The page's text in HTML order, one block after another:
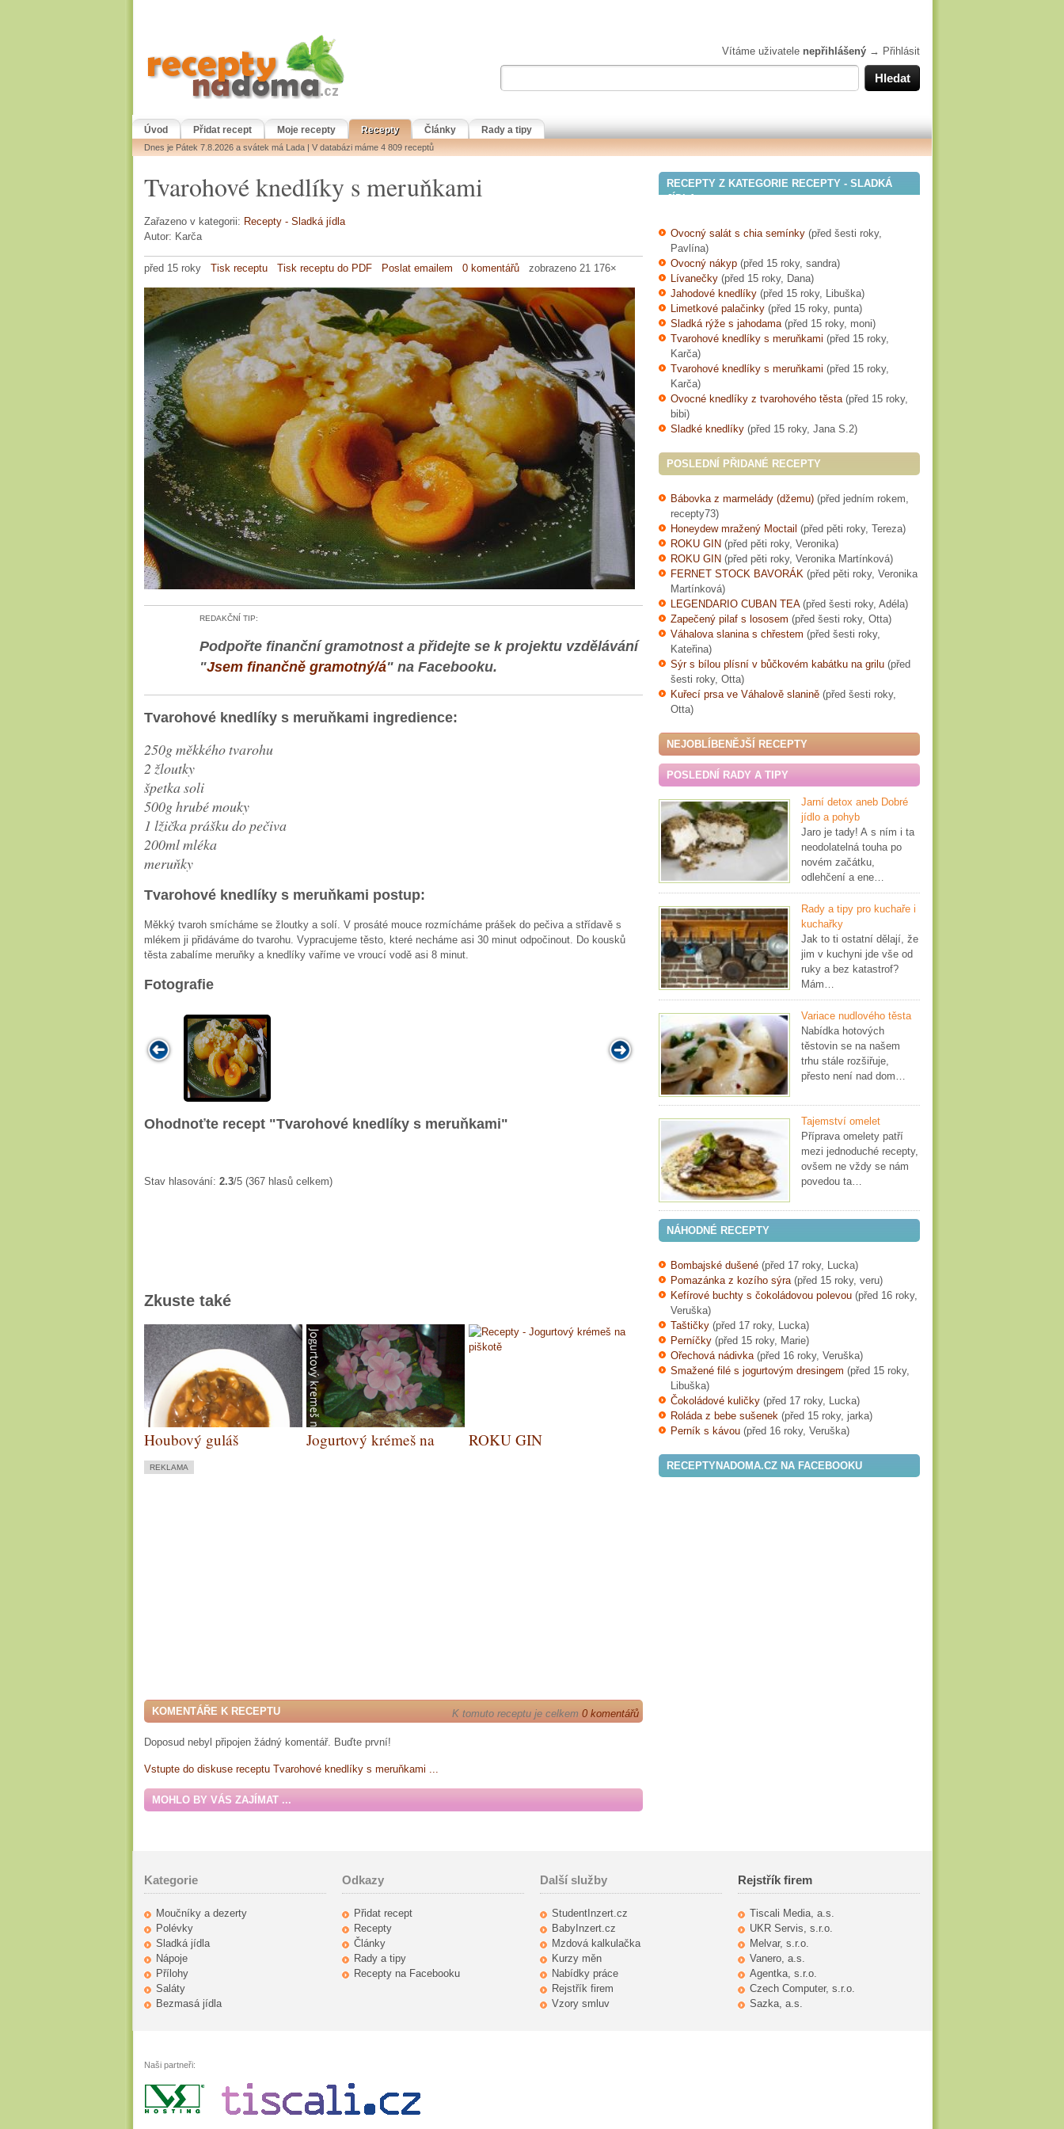
Vítáme uživatele nepřihlášený → Přihlásit
Úvod Přidat recept Moje recepty Recepty Články Rady a tipy
Dnes je Pátek 7.8.2026 a svátek má Lada | V databázi máme 4 809 receptů
Tvarohové knedlíky s meruňkami
Zařazeno v kategorii: Recepty - Sladká jídla
Autor: Karča
před 15 roky Tisk receptu Tisk receptu do PDF Poslat emailem 0 komentářů zobrazeno 21 176×
REDAKČNÍ TIP:
Podpořte finanční gramotnost a přidejte se k projektu vzdělávání
"Jsem finančně gramotný/á" na Facebooku.
Tvarohové knedlíky s meruňkami ingredience:
250g měkkého tvarohu
2 žloutky
špetka soli
500g hrubé mouky
1 lžička prášku do pečiva
200ml mléka
meruňky
Tvarohové knedlíky s meruňkami postup:
Měkký tvaroh smícháme se žloutky a solí. V prosáté mouce rozmícháme prášek do pečiva a střídavě s
mlékem ji přidáváme do tvarohu. Vypracujeme těsto, které necháme asi 30 minut odpočinout. Do kousků
těsta zabalíme meruňky a knedlíky vaříme ve vroucí vodě asi 8 minut.
Fotografie
Ohodnoťte recept "Tvarohové knedlíky s meruňkami"
Stav hlasování: 2.3/5 (367 hlasů celkem)
Zkuste také
Houbový guláš
Jogurtový krémeš na
ROKU GIN
REKLAMA
KOMENTÁŘE K RECEPTU K tomuto receptu je celkem 0 komentářů
Doposud nebyl připojen žádný komentář. Buďte první!
Vstupte do diskuse receptu Tvarohové knedlíky s meruňkami ...
MOHLO BY VÁS ZAJÍMAT ...
RECEPTY Z KATEGORIE RECEPTY - SLADKÁ
JÍDLA
Ovocný salát s chia semínky (před šesti roky,
Pavlína)
Ovocný nákyp (před 15 roky, sandra)
Lívanečky (před 15 roky, Dana)
Jahodové knedlíky (před 15 roky, Libuška)
Limetkové palačinky (před 15 roky, punta)
Sladká rýže s jahodama(před 15 roky, moni)
Tvarohové knedlíky s meruňkami (před 15 roky,
Karča)
Tvarohové knedlíky s meruňkami (před 15 roky,
Karča)
Ovocné knedlíky z tvarohového těsta (před 15 roky,
bibi)
Sladké knedlíky (před 15 roky, Jana S.2)
POSLEDNÍ PŘIDANÉ RECEPTY
Bábovka z marmelády (džemu) (před jedním rokem,
recepty73)
Honeydew mražený Moctail (před pěti roky, Tereza)
ROKU GIN (před pěti roky, Veronika)
ROKU GIN (před pěti roky, Veronika Martínková)
FERNET STOCK BAVORÁK (před pěti roky, Veronika
Martínková)
LEGENDARIO CUBAN TEA(před šesti roky, Adéla)
Zapečený pilaf s lososem (před šesti roky, Otta)
Váhalova slanina s chřestem (před šesti roky,
Kateřina)
Sýr s bílou plísní v bůčkovém kabátku na grilu (před
šesti roky, Otta)
Kuřecí prsa ve Váhalově slanině (před šesti roky,
Otta)
NEJOBLÍBENĚJŠÍ RECEPTY
POSLEDNÍ RADY A TIPY
Jarní detox aneb Dobré
jídlo a pohyb
Jaro je tady! A s ním i ta
neodolatelná touha po
novém začátku,
odlehčení a ene…
Rady a tipy pro kuchaře i
kuchařky
Jak to ti ostatní dělají, že
jim v kuchyni jde vše od
ruky a bez katastrof?
Mám…
Variace nudlového těsta
Nabídka hotových
těstovin se na našem
trhu stále rozšiřuje,
přesto není nad dom…
Tajemství omelet
Příprava omelety patří
mezi jednoduché recepty,
ovšem ne vždy se nám
povedou ta…
NÁHODNÉ RECEPTY
Bombajské dušené (před 17 roky, Lucka)
Pomazánka z kozího sýra(před 15 roky, veru)
Kefírové buchty s čokoládovou polevou (před 16 roky,
Veruška)
Taštičky (před 17 roky, Lucka)
Perníčky (před 15 roky, Marie)
Ořechová nádivka(před 16 roky, Veruška)
Smažené filé s jogurtovým dresingem (před 15 roky,
Libuška)
Čokoládové kuličky (před 17 roky, Lucka)
Roláda z bebe sušenek (před 15 roky, jarka)
Perník s kávou (před 16 roky, Veruška)
RECEPTYNADOMA.CZ NA FACEBOOKU
Kategorie
Moučníky a dezerty
Polévky
Sladká jídla
Nápoje
Přílohy
Saláty
Bezmasá jídla
Odkazy
Přidat recept
Recepty
Články
Rady a tipy
Recepty na Facebooku
Další služby
StudentInzert.cz
BabyInzert.cz
Mzdová kalkulačka
Kurzy měn
Nabídky práce
Rejstřík firem
Vzory smluv
Rejstřík firem
Tiscali Media, a.s.
UKR Servis, s.r.o.
Melvar, s.r.o.
Vanero, a.s.
Agentka, s.r.o.
Czech Computer, s.r.o.
Sazka, a.s.
Naši partneři: